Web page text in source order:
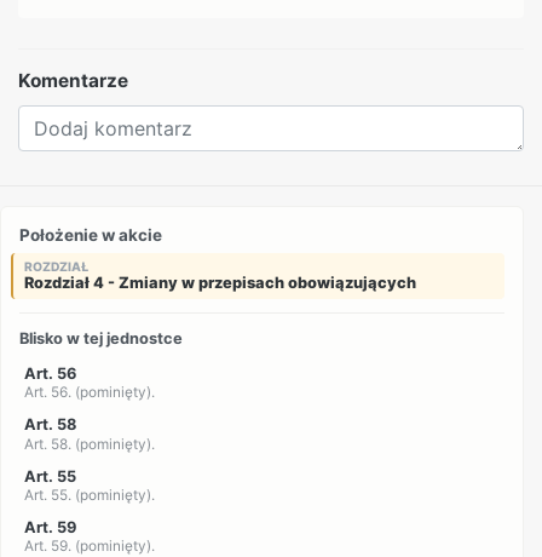
Komentarze
Położenie w akcie
ROZDZIAŁ
Rozdział 4 - Zmiany w przepisach obowiązujących
Blisko w tej jednostce
Art. 56
Art. 56. (pominięty).
Art. 58
Art. 58. (pominięty).
Art. 55
Art. 55. (pominięty).
Art. 59
Art. 59. (pominięty).